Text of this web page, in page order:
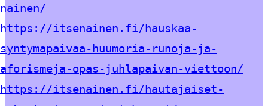
nainen/
https://itsenainen.fi/hauskaa-
syntymapaivaa-huumoria-runoja-ja-
aforismeja-opas-juhlapaivan-viettoon/
https://itsenainen.fi/hautajaiset-